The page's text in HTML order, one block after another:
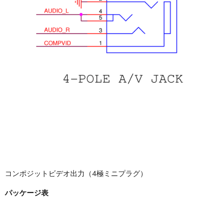
コンポジットビデオ出力（4極ミニプラグ）
パッケージ表